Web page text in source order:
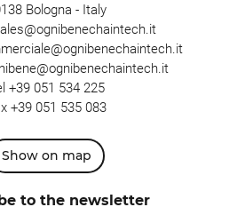
Bologna - Italy
+39 051 534 225
+39 051 535 083
Show on map
to the newsletter